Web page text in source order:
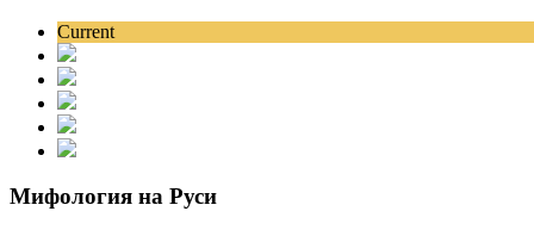
Current
Мифология на Руси